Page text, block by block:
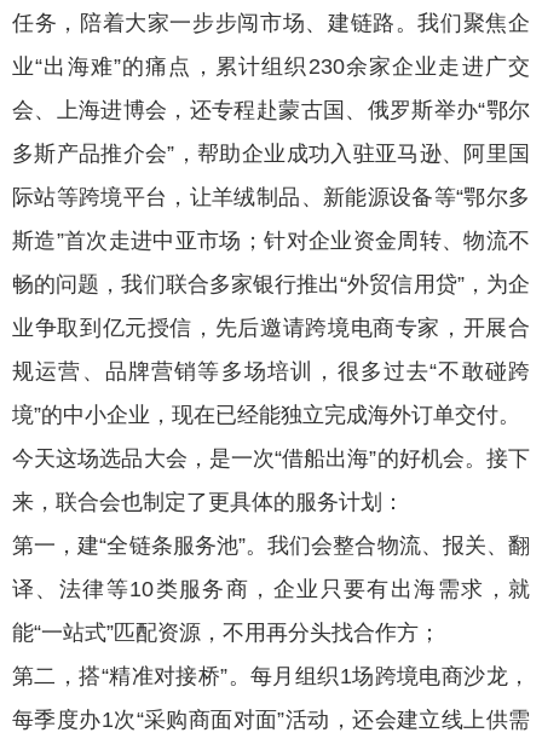
任务，陪着大家一步步闯市场、建链路。我们聚焦企
业“出海难”的痛点，累计组织230余家企业走进广交
会、上海进博会，还专程赴蒙古国、俄罗斯举办“鄂尔
多斯产品推介会”，帮助企业成功入驻亚马逊、阿里国
际站等跨境平台，让羊绒制品、新能源设备等“鄂尔多
斯造”首次走进中亚市场；针对企业资金周转、物流不
畅的问题，我们联合多家银行推出“外贸信用贷”，为企
业争取到亿元授信，先后邀请跨境电商专家，开展合
规运营、品牌营销等多场培训，很多过去“不敢碰跨
境”的中小企业，现在已经能独立完成海外订单交付。
今天这场选品大会，是一次“借船出海”的好机会。接下
来，联合会也制定了更具体的服务计划：
第一，建“全链条服务池”。我们会整合物流、报关、翻
译、法律等10类服务商，企业只要有出海需求，就
能“一站式”匹配资源，不用再分头找合作方；
第二，搭“精准对接桥”。每月组织1场跨境电商沙龙，
每季度办1次“采购商面对面”活动，还会建立线上供需